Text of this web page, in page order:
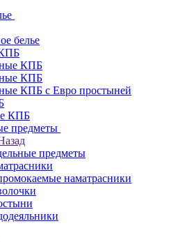
белье
КПБ
КПБ
КПБ с Евро простыней
КПБ
предметы
предметы
наматрасники